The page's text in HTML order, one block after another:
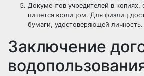
Документов учредителей в копиях,
пишется юрлицом. Для физлиц
бумаги, удостоверяющей личность.
Заключение